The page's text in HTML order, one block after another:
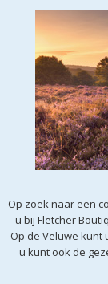
Op zoek naar een
u bij Fletcher
Op de Veluwe kunt
u kunt ook de